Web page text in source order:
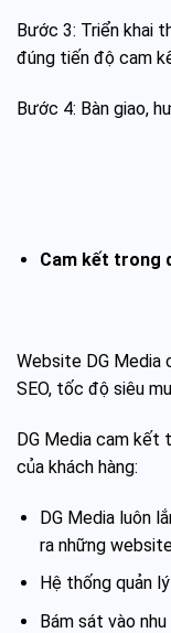
Bước 3: Triển khai
đúng tiến độ cam
Bước 4: Bàn giao,
Cam kết trong
Website DG Media
SEO, tốc độ siêu
DG Media cam kết
của khách hàng:
DG Media luôn
ra những
Hệ thống quản
Bám sát vào